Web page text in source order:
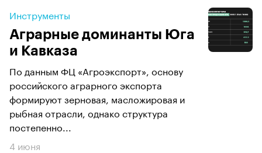
Инструменты
Аграрные доминанты Юга
и Кавказа
По данным ФЦ «Агроэкспорт», основу
российского аграрного экспорта
формируют зерновая, масложировая и
рыбная отрасли, однако структура
постепенно...
4 июня